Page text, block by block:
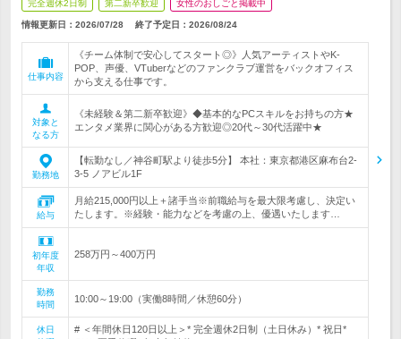
完全週休2日制 第二新卒歓迎 女性のおしごと掲載中
情報更新日：2026/07/28 終了予定日： 2026/08/24
仕事内容
《チーム体制で安心してスタート◎》人気アーティストやK-
POP、声優、VTuberなどのファンクラブ運営をバックオフィス
から支える仕事です。
対象と
なる方
《未経験＆第二新卒歓迎》◆基本的なPCスキルをお持ちの方★
エンタメ業界に関心がある方歓迎◎20代～30代活躍中★
勤務地
【転勤なし／神谷町駅より徒歩5分】 本社：東京都港区麻布台2-
3-5 ノアビル1F
給与
月給215,000円以上＋諸手当※前職給与を最大限考慮し、決定い
たします。※経験・能力などを考慮の上、優遇いたします…
初年度
年収
258万円～400万円
勤務
時間
10:00～19:00（実働8時間／休憩60分）
休日
# ＜年間休日120日以上＞* 完全週休2日制（土日休み）* 祝日*